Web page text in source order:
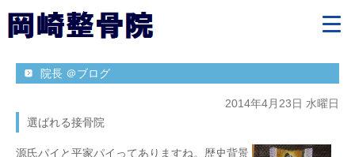
院長 ＠ブログ
2014年4月23日 水曜日
選ばれる接骨院
源氏パイと平家パイってありますね。歴史背景